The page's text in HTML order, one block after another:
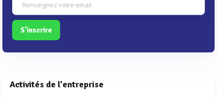
S'inscrire
Activités de l'entreprise